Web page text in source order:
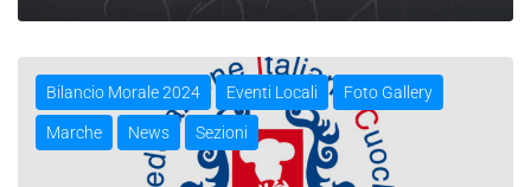
Bilancio Morale 2024 Eventi Locali Foto Gallery
Marche News Sezioni